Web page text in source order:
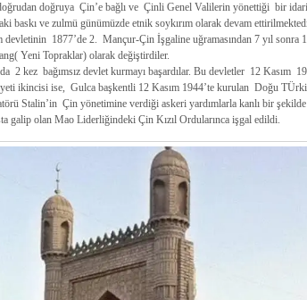
doğruya Çin’e bağlı ve Çinli Genel Valilerin yönettiği bir
baskı ve zulmü günümüzde etnik soykırım olarak devam
1877’de 2. Mançur-Çin İşgaline uğramasından 7 yıl sonra
Yeni Topraklar) olarak değiştirdiler.
2 kez bağımsız devlet kurmayı başardılar. Bu devletler 12 Kasım
ikincisi ise, Gulca başkentli 12 Kasım 1944’te kurulan Doğu
Stalin’in Çin yönetimine verdiği askeri yardımlarla kanlı bir şekilde
galip olan Mao Liderliğindeki Çin Kızıl Ordularınca işgal edildi.